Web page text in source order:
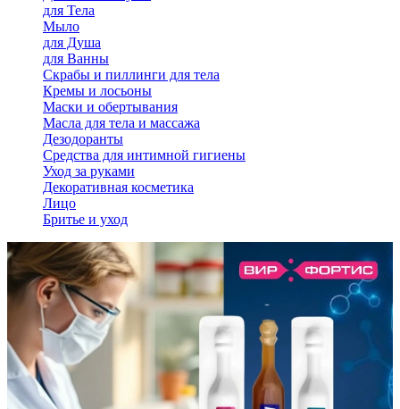
для Тела
Мыло
для Душа
для Ванны
Скрабы и пиллинги для тела
Кремы и лосьоны
Маски и обертывания
Масла для тела и массажа
Дезодоранты
Средства для интимной гигиены
Уход за руками
Декоративная косметика
Лицо
Бритье и уход